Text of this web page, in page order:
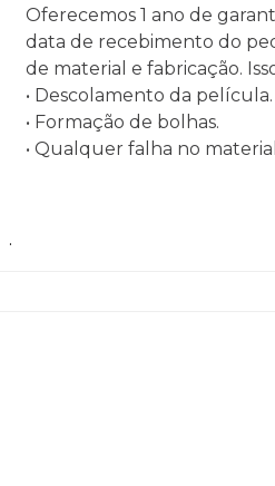
Oferecemos 1 ano de
data de recebimento do
de material e fabricação.
• Descolamento da película.
• Formação de bolhas.
• Qualquer falha no
.